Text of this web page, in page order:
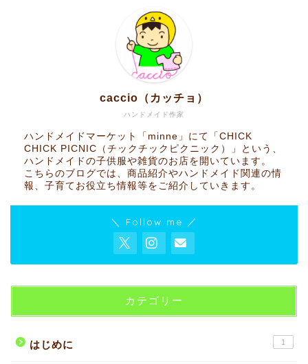
ハンドメイド作家
caccio（カッチョ）
ハンドメイドマーケット「minne」にて「CHICK
CHICK PICNIC（チックチックピクニック）」という、
ハンドメイドの子供服や雑貨のお店を開いています。
こちらのブログでは、商品紹介やハンドメイド関連の情
報、子育てお役立ち情報等をご紹介していきます。
＼ Follow me ／
カテゴリー
はじめに 1